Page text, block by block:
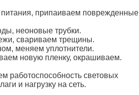
припаиваем поврежденные
неоновые трубки.
свариваем трещины.
меняем уплотнители.
новую пленку, окрашиваем.
работоспособность световых
и нагрузку на сеть.